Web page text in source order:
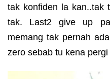
tak konfiden la kan..tak
tak. Last2 give up
memang tak pernah
zero sebab tu kena